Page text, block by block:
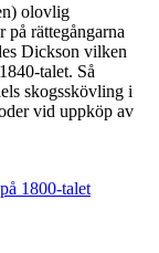
olovlig
på rättegångarna
Dickson vilken
talet. Så
skogsskövling i
vid uppköp av
1800-talet